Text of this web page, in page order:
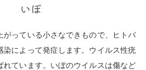
いぼ
がっている小さなできもので、ヒトパ
染によって発症します。ウイルス性疣
れています。いぼのウイルスは傷など